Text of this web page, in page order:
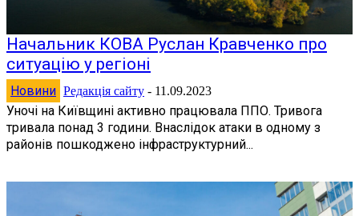
Начальник КОВА Руслан Кравченко про
ситуацію у регіоні
Новини Редакція сайту - 11.09.2023
Уночі на Київщині активно працювала ППО. Тривога
тривала понад 3 години. Внаслідок атаки в одному з
районів пошкоджено інфраструктурний...